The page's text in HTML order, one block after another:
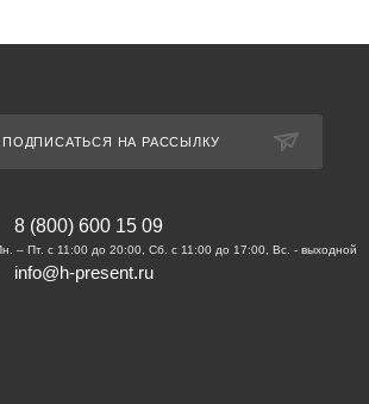
ПОДПИСАТЬСЯ НА РАССЫЛКУ
8 (800) 600 15 09
info@h-present.ru